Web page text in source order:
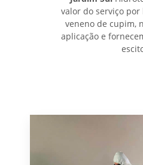
valor do serviço
veneno de cupim,
aplicação e